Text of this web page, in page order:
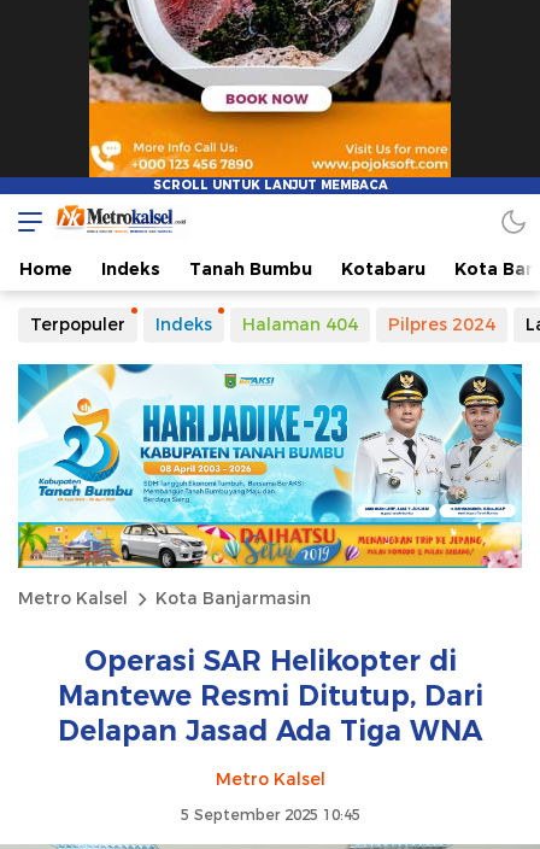
Home Indeks Tanah Bumbu Kotabaru Kota
Terpopuler Indeks Halaman 404 Pilpres 2024
Metro Kalsel Kota Banjarmasin
Operasi SAR Helikopter di
Mantewe Resmi Ditutup, Dari
Delapan Jasad Ada Tiga WNA
Metro Kalsel
5 September 2025 10:45